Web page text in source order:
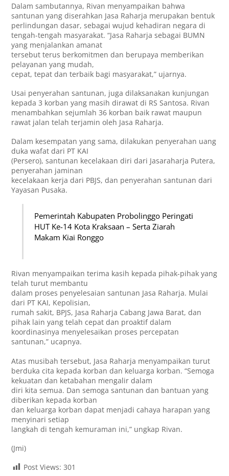
Dalam sambutannya, Rivan menyampaikan bahwa
santunan yang diserahkan Jasa Raharja merupakan bentuk
perlindungan dasar, sebagai wujud kehadiran negara di
tengah-tengah masyarakat. “Jasa Raharja sebagai BUMN
yang menjalankan amanat
tersebut terus berkomitmen dan berupaya memberikan
pelayanan yang mudah,
cepat, tepat dan terbaik bagi masyarakat,” ujarnya.
Usai penyerahan santunan, juga dilaksanakan kunjungan
kepada 3 korban yang masih dirawat di RS Santosa. Rivan
menambahkan sejumlah 36 korban baik rawat maupun
rawat jalan telah terjamin oleh Jasa Raharja.
Dalam kesempatan yang sama, dilakukan penyerahan uang
duka wafat dari PT KAI
(Persero), santunan kecelakaan diri dari Jasaraharja Putera,
penyerahan jaminan
kecelakaan kerja dari PBJS, dan penyerahan santunan dari
Yayasan Pusaka.
Pemerintah Kabupaten Probolinggo Peringati
HUT Ke-14 Kota Kraksaan – Serta Ziarah
Makam Kiai Ronggo
Rivan menyampaikan terima kasih kepada pihak-pihak yang
telah turut membantu
dalam proses penyelesaian santunan Jasa Raharja. Mulai
dari PT KAI, Kepolisian,
rumah sakit, BPJS, Jasa Raharja Cabang Jawa Barat, dan
pihak lain yang telah cepat dan proaktif dalam
koordinasinya menyelesaikan proses percepatan
santunan,” ucapnya.
Atas musibah tersebut, Jasa Raharja menyampaikan turut
berduka cita kepada korban dan keluarga korban. “Semoga
kekuatan dan ketabahan mengalir dalam
diri kita semua. Dan semoga santunan dan bantuan yang
diberikan kepada korban
dan keluarga korban dapat menjadi cahaya harapan yang
menyinari setiap
langkah di tengah kemuraman ini,” ungkap Rivan.
(Jmi)
Post Views: 301